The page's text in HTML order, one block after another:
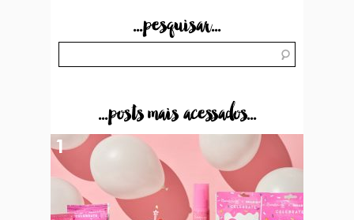
...pesquisar...
...posts mais acessados...
1